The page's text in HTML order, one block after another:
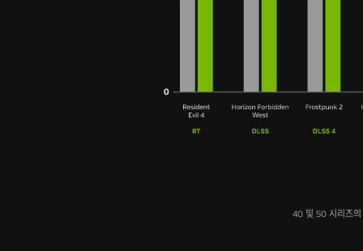
40 및 50 시리즈